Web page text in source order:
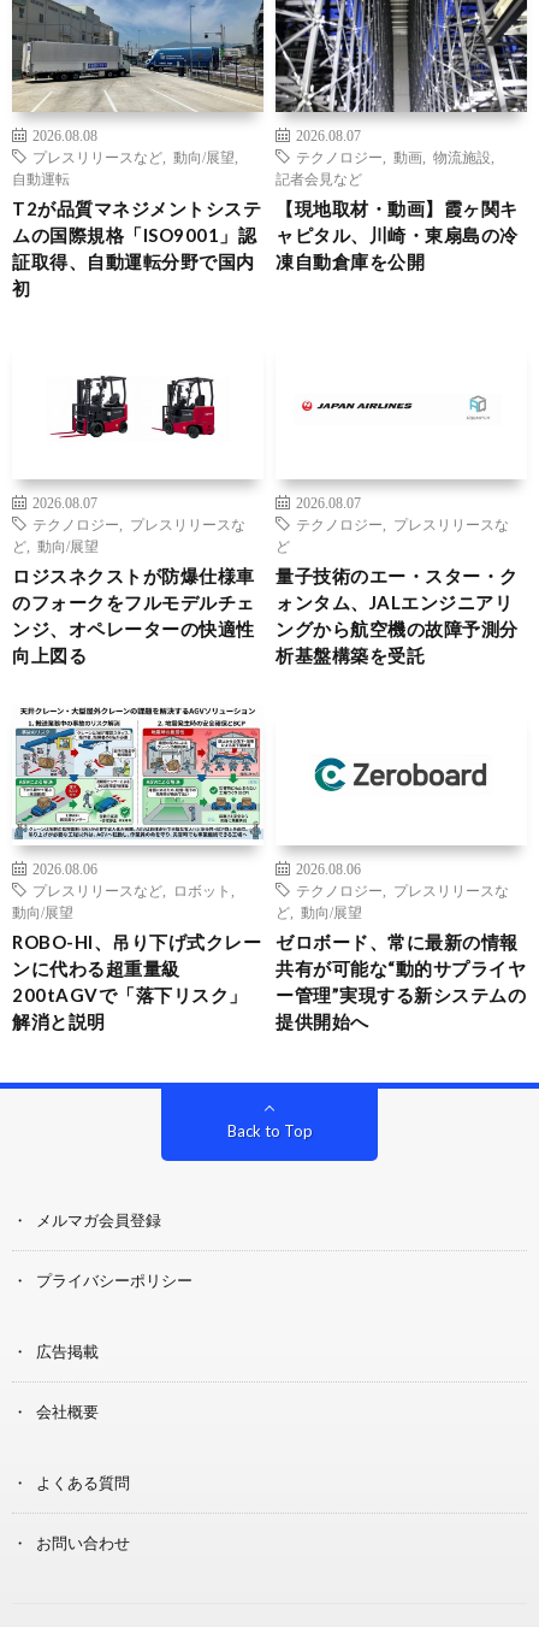
2026.08.08
プレスリリースなど
動向/展望
自動運転
T2が品質マネジメントシステ
ムの国際規格「ISO9001」認
証取得、自動運転分野で国内
初
2026.08.07
テクノロジー
動画 物流施設
記者会見など
【現地取材・動画】霞ヶ関キ
ャピタル、川崎・東扇島の冷
凍自動倉庫を公開
2026.08.07
テクノロジー
プレスリリースな
ど
動向/展望
ロジスネクストが防爆仕様車
のフォークをフルモデルチェ
ンジ、オペレーターの快適性
向上図る
2026.08.07
テクノロジー
プレスリリースな
ど
量子技術のエー・スター・ク
ォンタム、JALエンジニアリ
ングから航空機の故障予測分
析基盤構築を受託
2026.08.06
プレスリリースなど
ロボット
動向/展望
ROBO-HI、吊り下げ式クレー
ンに代わる超重量級
200tAGVで「落下リスク」
解消と説明
2026.08.06
テクノロジー
プレスリリースな
ど
動向/展望
ゼロボード、常に最新の情報
共有が可能な“動的サプライヤ
ー管理”実現する新システムの
提供開始へ
Back to Top
メルマガ会員登録
プライバシーポリシー
広告掲載
会社概要
よくある質問
お問い合わせ